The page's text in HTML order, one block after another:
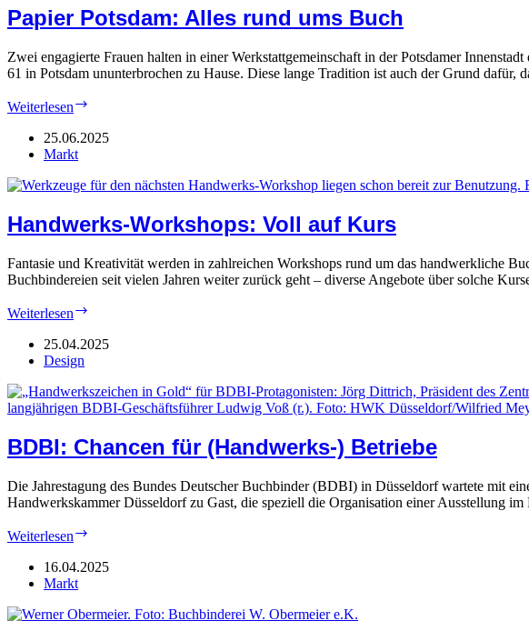
Papier Potsdam: Alles rund ums Buch
Zwei engagierte Frauen halten in einer Werkstattgemeinschaft in der Potsdamer
61 in Potsdam ununterbrochen zu Hause. Diese lange Tradition ist auch der Grund dafür,
Weiterlesen
Alles
Buch
25.06.2025
Markt
Handwerks-Workshops: Voll auf Kurs
Fantasie und Kreativität werden in zahlreichen Workshops rund um das handwerkliche
Buchbindereien seit vielen Jahren weiter zurück geht – diverse Angebote über solche
Weiterlesen
Voll
25.04.2025
Design
BDBI: Chancen für (Handwerks-) Betriebe
Die Jahrestagung des Bundes Deutscher Buchbinder (BDBI) in Düsseldorf wartete mit
Handwerkskammer Düsseldorf zu Gast, die speziell die Organisation einer Ausstellung
Weiterlesen
für
16.04.2025
Markt